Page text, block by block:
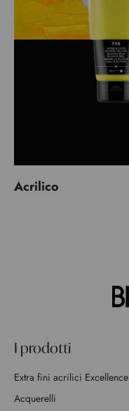
Acrilico
I prodotti
Extra fini acrilici Excellence
Acquerelli